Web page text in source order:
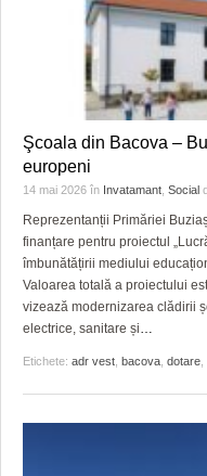
Şcoala din Bacova –
europeni
14 mai 2026 în Invatamant Social
Reprezentanții Primăriei
finanțare pentru proiectul
îmbunătățirii mediului
Valoarea totală a proiectului
vizează modernizarea clădirii
electrice, sanitare și
Etichete: adr vest bacova dotare